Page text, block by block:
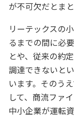
が不可欠だとま
リーテックスの
るまでの間に必
とや、従来の約
調達できないと
います。そのう
して、商流ファ
中小企業が運転